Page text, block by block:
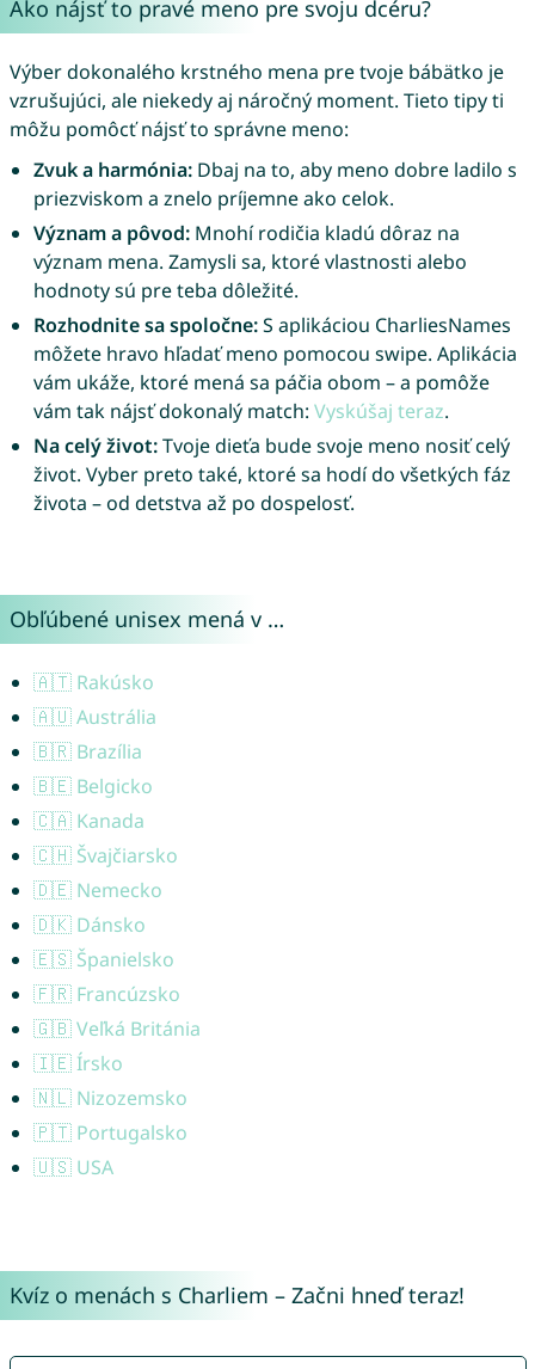
Ako nájsť to pravé meno pre svoju dcéru?
Výber dokonalého krstného mena pre tvoje bábätko je
vzrušujúci, ale niekedy aj náročný moment. Tieto tipy ti
môžu pomôcť nájsť to správne meno:
Zvuk a harmónia:Dbaj na to, aby meno dobre ladilo s
priezviskom a znelo príjemne ako celok.
Význam a pôvod:Mnohí rodičia kladú dôraz na
význam mena. Zamysli sa, ktoré vlastnosti alebo
hodnoty sú pre teba dôležité.
Rozhodnite sa spoločne:S aplikáciou CharliesNames
môžete hravo hľadať meno pomocou swipe. Aplikácia
vám ukáže, ktoré mená sa páčia obom – a pomôže
vám tak nájsť dokonalý match: Vyskúšaj teraz.
Na celý život:Tvoje dieťa bude svoje meno nosiť celý
život. Vyber preto také, ktoré sa hodí do všetkých fáz
života – od detstva až po dospelosť.
Obľúbené unisex mená v …
🇦🇹 Rakúsko
🇦🇺 Austrália
🇧🇷 Brazília
🇧🇪 Belgicko
🇨🇦 Kanada
🇨🇭 Švajčiarsko
🇩🇪 Nemecko
🇩🇰 Dánsko
🇪🇸 Španielsko
🇫🇷 Francúzsko
🇬🇧 Veľká Británia
🇮🇪 Írsko
🇳🇱 Nizozemsko
🇵🇹 Portugalsko
🇺🇸 USA
Kvíz o menách s Charliem – Začni hneď teraz!